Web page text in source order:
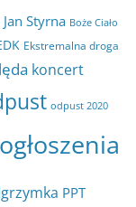
Styrna Boże Ciało
Ekstremalna droga
koncert
odpust 2020
ogłoszenia
PPT